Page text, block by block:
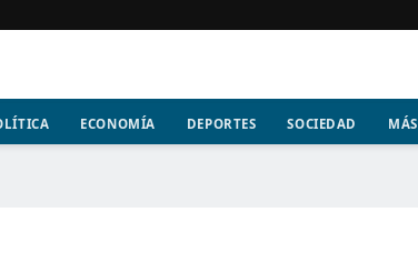
ECONOMÍA DEPORTES SOCIEDAD MÁS